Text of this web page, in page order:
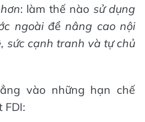
: làm thế nào sử dụng
ngoàiđểnâng cao nội
sức cạnh tranh và tự chủ
vào những hạn chế